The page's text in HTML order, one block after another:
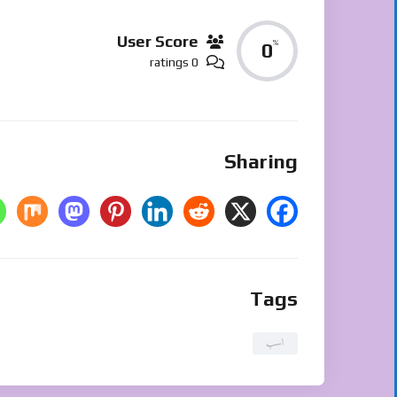
0%
User Score
0 ratings
Sharing
Tags
اسب